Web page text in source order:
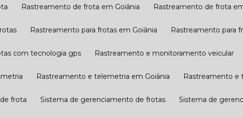
Rastreamento de frota em Goiânia Rastreamento de frota
Rastreamento para frotas em Goiânia Rastreamento para
com tecnologia gps Rastreamento e monitoramento veicular
Rastreamento e telemetria em Goiânia Rastreamento
frota Sistema de gerenciamento de frotas Sistema de